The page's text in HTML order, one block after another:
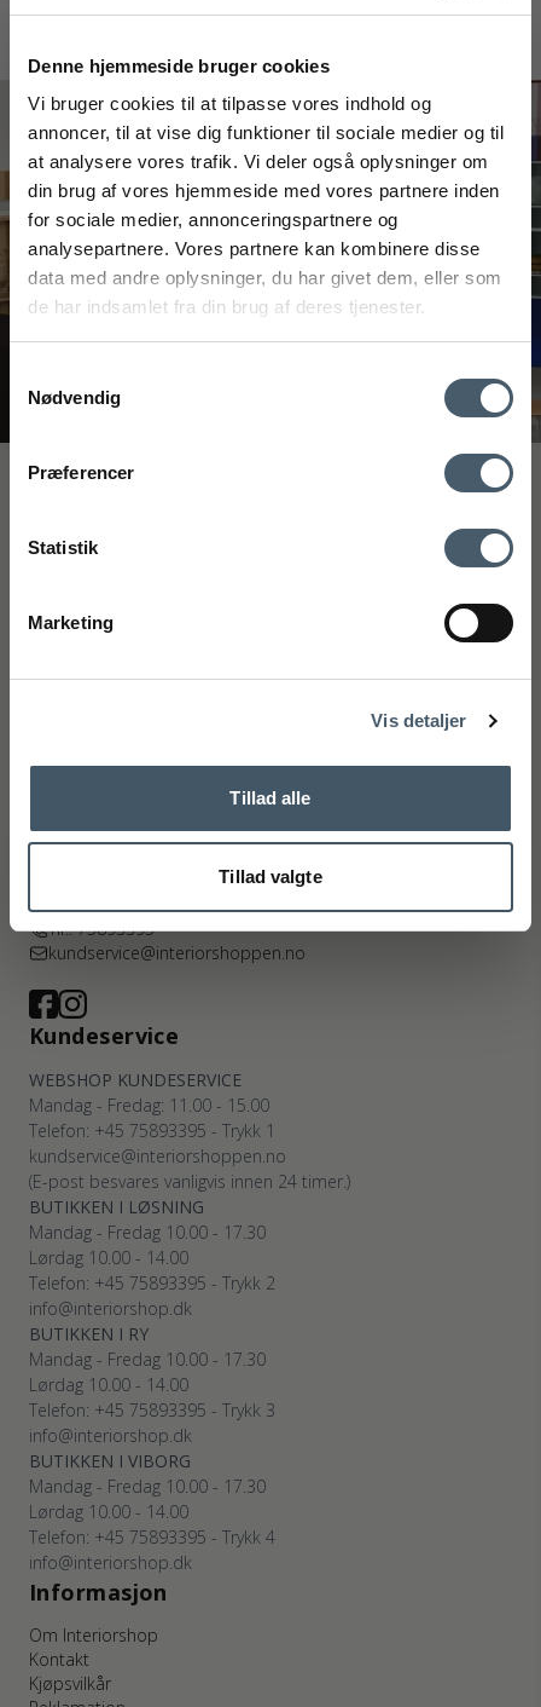
Denne hjemmeside bruger cookies
Vi bruger cookies til at tilpasse vores indhold og
annoncer, til at vise dig funktioner til sociale medier og til
at analysere vores trafik. Vi deler også oplysninger om
din brug af vores hjemmeside med vores partnere inden
for sociale medier, annonceringspartnere og
analysepartnere. Vores partnere kan kombinere disse
data med andre oplysninger, du har givet dem, eller som
de har indsamlet fra din brug af deres tjenester.
Nødvendig
Præferencer
Statistik
Marketing
Vis detaljer
Tillad alle
Tillad valgte
#interiorshop
Interiør A/S
Højmarksvej 34
Kyhnsvej 6
Viborg
(Google Maps)
Org. nr.: CVR nr.: 27921124
Tlf.: 75893395
kundservice@interiorshoppen.no
Kundeservice
WEBSHOP KUNDESERVICE
Mandag - Fredag: 11.00 - 15.00
Telefon: +45 75893395 - Trykk 1
kundservice@interiorshoppen.no
(E-post besvares vanligvis innen 24 timer.)
BUTIKKEN I LØSNING
Mandag - Fredag 10.00 - 17.30
Lørdag 10.00 - 14.00
Telefon: +45 75893395 - Trykk 2
info@interiorshop.dk
BUTIKKEN I RY
Mandag - Fredag 10.00 - 17.30
Lørdag 10.00 - 14.00
Telefon: +45 75893395 - Trykk 3
info@interiorshop.dk
BUTIKKEN I VIBORG
Mandag - Fredag 10.00 - 17.30
Lørdag 10.00 - 14.00
Telefon: +45 75893395 - Trykk 4
info@interiorshop.dk
Informasjon
Om Interiorshop
Kontakt
Kjøpsvilkår
FÅ 20% RABATT
Få 20 % rabatt ved å melde deg på vårt nyhetsbrev.
*Rabatten din kan ikke brukes på allerede nedsatte varer
eller produkter fra Rocket.
Ved å registrere deg godtar du å motta vårt nyhetsbrev
med gode tilbud og inspirasjon. Du kan alltid trekke tilbake
Nej tak